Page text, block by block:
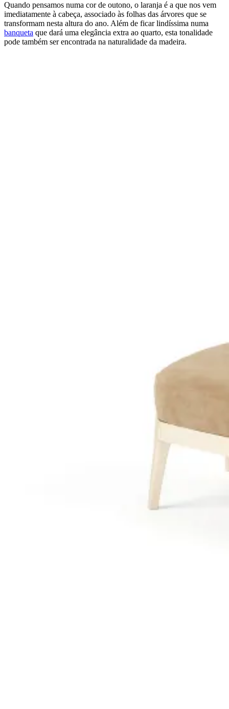
Quando pensamos numa cor de outono, o laranja é a que nos vem
imediatamente à cabeça, associado às folhas das árvores que se
transformam nesta altura do ano. Além de ficar lindíssima numa
banqueta que dará uma elegância extra ao quarto, esta tonalidade
pode também ser encontrada na naturalidade da madeira.